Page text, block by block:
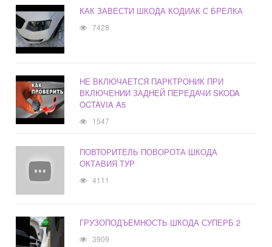
КАК ЗАВЕСТИ ШКОДА КОДИАК С БРЕЛКА
7428
НЕ ВКЛЮЧАЕТСЯ ПАРКТРОНИК ПРИ
ВКЛЮЧЕНИИ ЗАДНЕЙ ПЕРЕДАЧИ SKODA
OCTAVIA A5
1547
ПОВТОРИТЕЛЬ ПОВОРОТА ШКОДА
ОКТАВИЯ ТУР
4111
ГРУЗОПОДЪЕМНОСТЬ ШКОДА СУПЕРБ 2
3909